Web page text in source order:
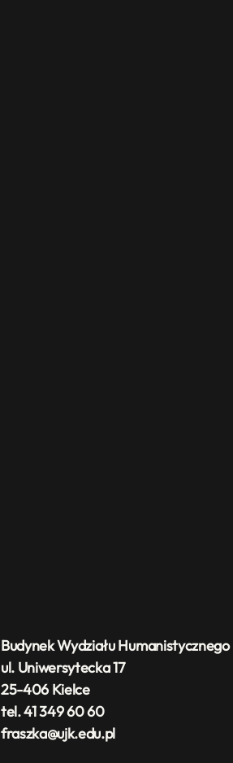
Budynek Wydziału Humanistycznego
ul. Uniwersytecka 17
25-406 Kielce
tel. 41 349 60 60
fraszka@ujk.edu.pl